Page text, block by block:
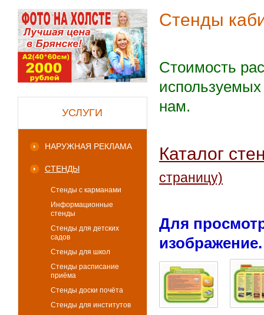
УСЛУГИ
НАРУЖНАЯ РЕКЛАМА
СТЕНДЫ
Стенды с карманами
Информационные
стенды
Стенды для детских
садов
Стенды для школ
Стенды расписание
приёма
Стенды доски почёта
Стенды для институтов
Стенды
Стоимость
нам.
Каталог
страницу)
Для
изображение.